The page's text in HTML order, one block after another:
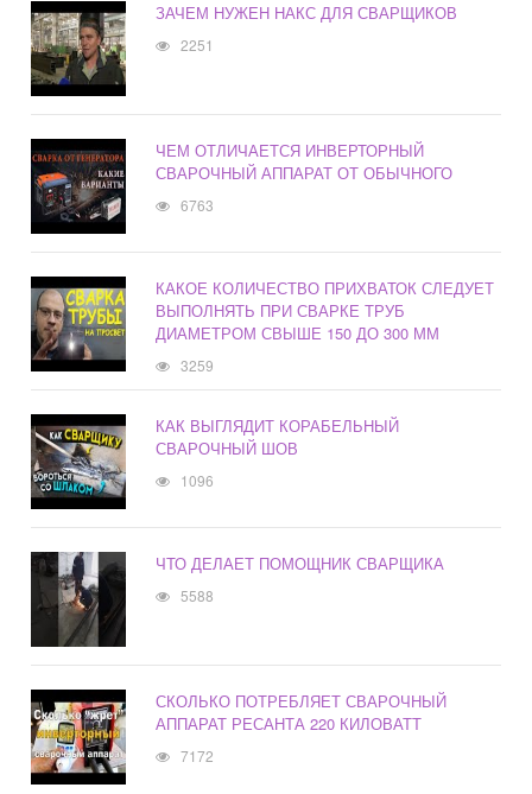
ЗАЧЕМ НУЖЕН НАКС ДЛЯ СВАРЩИКОВ
2251
ЧЕМ ОТЛИЧАЕТСЯ ИНВЕРТОРНЫЙ
СВАРОЧНЫЙ АППАРАТ ОТ ОБЫЧНОГО
6763
КАКОЕ КОЛИЧЕСТВО ПРИХВАТОК СЛЕДУЕТ
ВЫПОЛНЯТЬ ПРИ СВАРКЕ ТРУБ
ДИАМЕТРОМ СВЫШЕ 150 ДО 300 ММ
3259
КАК ВЫГЛЯДИТ КОРАБЕЛЬНЫЙ
СВАРОЧНЫЙ ШОВ
1096
ЧТО ДЕЛАЕТ ПОМОЩНИК СВАРЩИКА
5588
СКОЛЬКО ПОТРЕБЛЯЕТ СВАРОЧНЫЙ
АППАРАТ РЕСАНТА 220 КИЛОВАТТ
7172